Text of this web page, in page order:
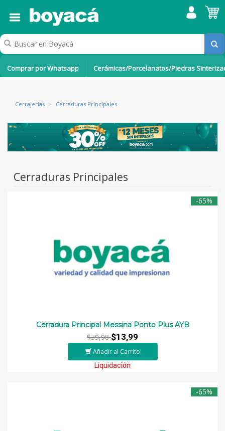
Comprar por Whatsapp Cerámicas/Porcelanatos/Piedras
Cerrajerías > Cerraduras Principales
Cerraduras Principales
-65%
Cerradura Principal Messina Ponto Plus AYB
$39,98$13,99
Añadir al Carrito
Liquidación
-65%